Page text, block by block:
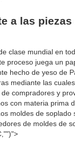
a las piezas
clase mundial en
proceso juega un
hecho de yeso de
mediante las
compradores y
con materia prima
moldes de soplado
de moldes de